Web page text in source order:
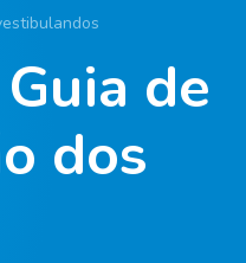
de
dos